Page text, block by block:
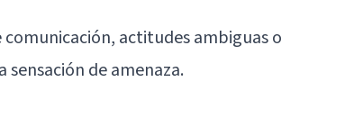
comunicación, actitudes ambiguas o
de amenaza.